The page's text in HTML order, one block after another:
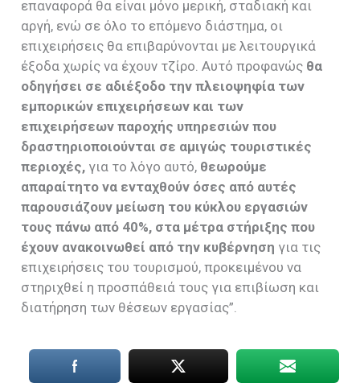
επαναφορά θα είναι μόνο μερική, σταδιακή και
αργή, ενώ σε όλο το επόμενο διάστημα, οι
επιχειρήσεις θα επιβαρύνονται με λειτουργικά
έξοδα χωρίς να έχουν τζίρο. Αυτό προφανώς θα
οδηγήσει σε αδιέξοδο την πλειοψηφία των
εμπορικών επιχειρήσεων και των
επιχειρήσεων παροχής υπηρεσιών που
δραστηριοποιούνται σε αμιγώς τουριστικές
περιοχές, για το λόγο αυτό, θεωρούμε
απαραίτητο να ενταχθούν όσες από αυτές
παρουσιάζουν μείωση του κύκλου εργασιών
τους πάνω από 40%, στα μέτρα στήριξης που
έχουν ανακοινωθεί από την κυβέρνηση για τις
επιχειρήσεις του τουρισμού, προκειμένου να
στηριχθεί η προσπάθειά τους για επιβίωση και
διατήρηση των θέσεων εργασίας”.